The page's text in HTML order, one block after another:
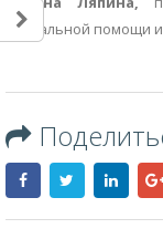
социальной помощи